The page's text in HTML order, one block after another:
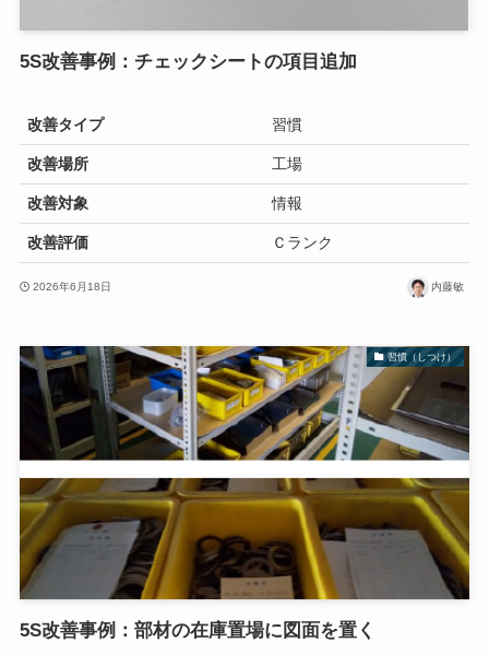
5S改善事例：チェックシートの項目追加
改善タイプ 習慣
改善場所 工場
改善対象 情報
改善評価 Ｃランク
2026年6月18日 内藤敏
習慣（しつけ）
5S改善事例：部材の在庫置場に図面を置く